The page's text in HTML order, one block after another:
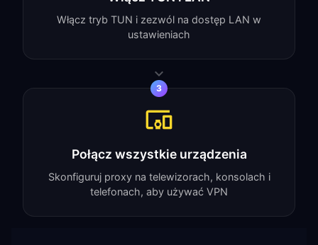
Włącz tryb TUN i zezwól na dostęp LAN w
ustawieniach
3
Połącz wszystkie urządzenia
Skonfiguruj proxy na telewizorach, konsolach i
telefonach, aby używać VPN